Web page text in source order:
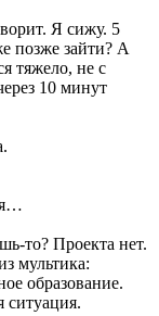
Я сижу. 5
позже зайти? А
тяжело, не с
10 минут
то? Проекта нет.
мультика:
образование.
ситуация.